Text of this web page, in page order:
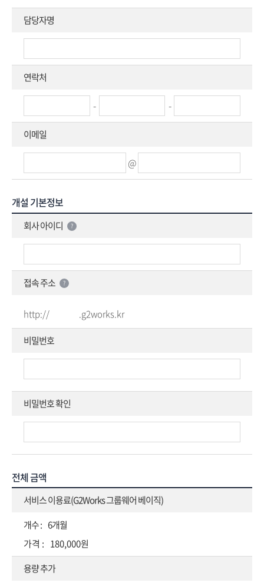
담당자명
연락처
- -
이메일
@
개설 기본정보
회사 아이디 ?
접속 주소 ?
http:// .g2works.kr
비밀번호
비밀번호 확인
전체 금액
서비스 이용료(G2Works 그룹웨어 베이직)
6개월
180,000원
용량 추가